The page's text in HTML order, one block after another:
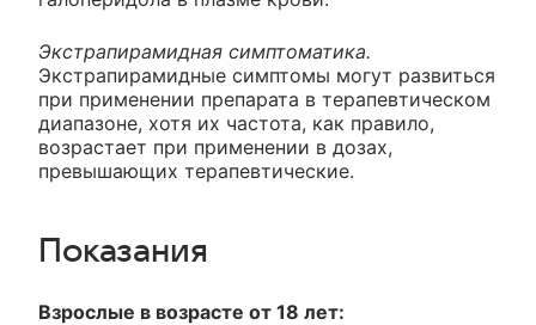
Экстрапирамидная симптоматика.
Экстрапирамидные симптомы могут развиться
при применении препарата в терапевтическом
диапазоне, хотя их частота, как правило,
возрастает при применении в дозах,
превышающих терапевтические.
Показания
Взрослые в возрасте от 18 лет: